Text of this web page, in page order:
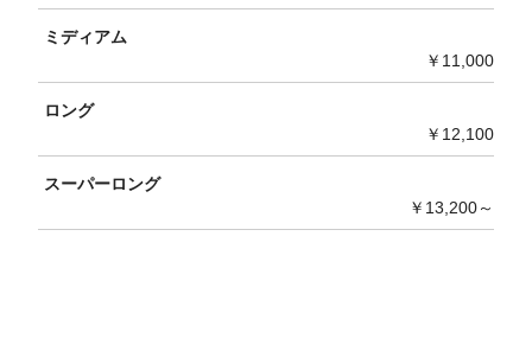
ミディアム
￥11,000
ロング
￥12,100
スーパーロング
￥13,200～